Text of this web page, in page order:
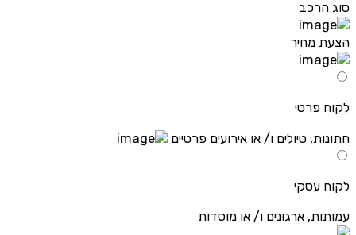
סוג הרכב
הצעת מחיר
לקוח פרטי
חתונות, טיולים ו/ או אירועים פרטיים
לקוח עסקי
עמותות, ארגונים ו/ או מוסדות